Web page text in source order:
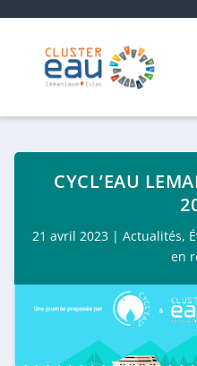
CYCL’EAU
21 avril 2023 | Actualités,
en